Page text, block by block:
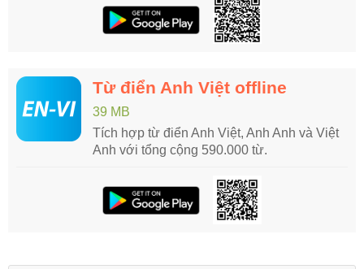
Từ điển Anh Việt offline
39 MB
Tích hợp từ điển Anh Việt, Anh Anh và Việt
Anh với tổng cộng 590.000 từ.